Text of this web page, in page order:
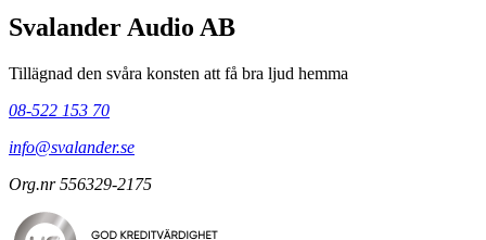
Svalander Audio AB
Tillägnad den svåra konsten att få bra ljud hemma
08-522 153 70
info@svalander.se
Org.nr 556329-2175